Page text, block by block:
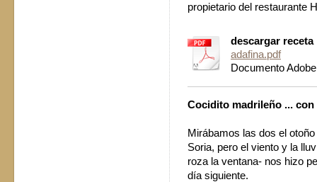
propietario del restaurante
descargar receta
adafina.pdf
Documento
Cocidito madrileño ...
Mirábamos las dos el
Soria, pero el viento y la
roza la ventana- nos hizo
día siguiente.